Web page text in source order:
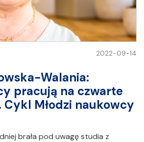
2022-09-14
Walania:
pracują na czwarte
Cykl Młodzi naukowcy
brała pod uwagę studia z